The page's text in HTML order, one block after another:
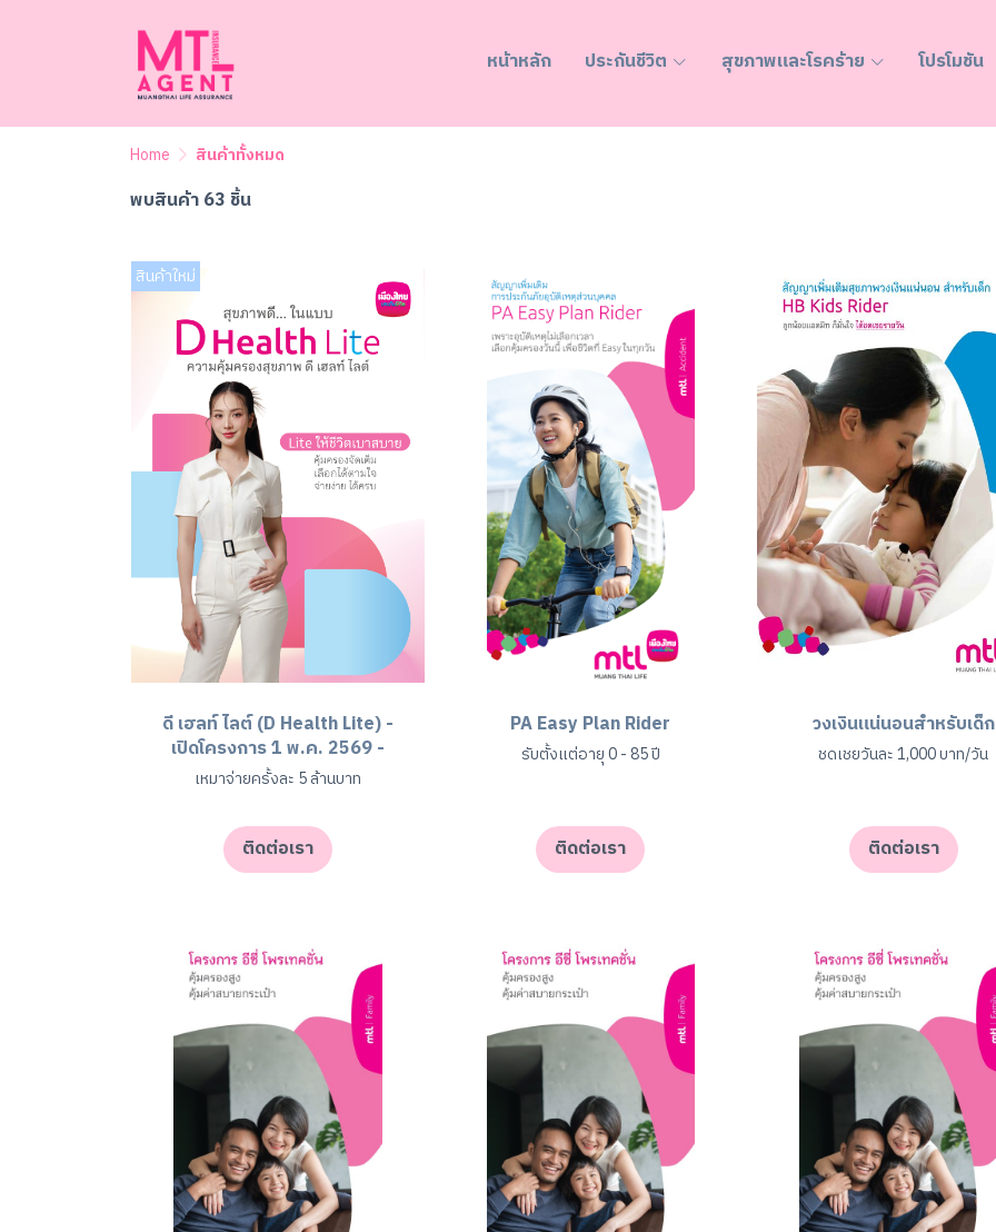
หน้าหลัก ประกันชีวิต สุขภาพและโรคร้าย โปรโมชัน
Home สินค้าทั้งหมด
พบสินค้า 63 ชิ้น
สินค้าใหม่
ดี เฮลท์ ไลต์ (D Health Lite) -
เปิดโครงการ 1 พ.ค. 2569 -
เหมาจ่ายครั้งละ 5 ล้านบาท
ติดต่อเรา
PA Easy Plan Rider
รับตั้งแต่อายุ 0 - 85 ปี
ติดต่อเรา
วงเงินแน่นอนสำหรับเด็ก
ชดเชยวันละ 1,000 บาท/วัน
ติดต่อเรา